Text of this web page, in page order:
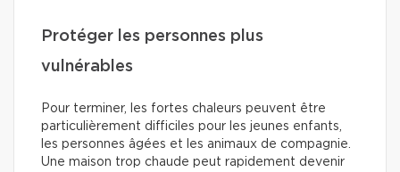
Protéger les personnes plus
vulnérables
Pour terminer, les fortes chaleurs peuvent être
particulièrement difficiles pour les jeunes enfants,
les personnes âgées et les animaux de compagnie.
Une maison trop chaude peut rapidement devenir